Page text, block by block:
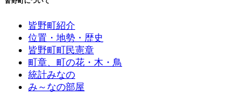
皆野町紹介
位置・地勢・歴史
皆野町町民憲章
町章、町の花・木・鳥
統計みなの
み～なの部屋